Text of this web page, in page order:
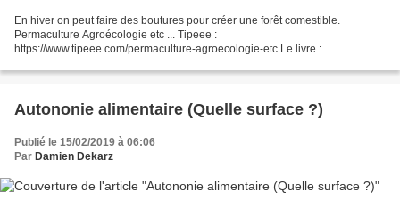
En hiver on peut faire des boutures pour créer une forêt comestible.
Permaculture Agroécologie etc ... Tipeee :
https://www.tipeee.com/permaculture-agroecologie-etc Le livre :
editions-terran.html...
Autononie alimentaire (Quelle surface ?)
Publié le 15/02/2019 à 06:06
Par Damien Dekarz